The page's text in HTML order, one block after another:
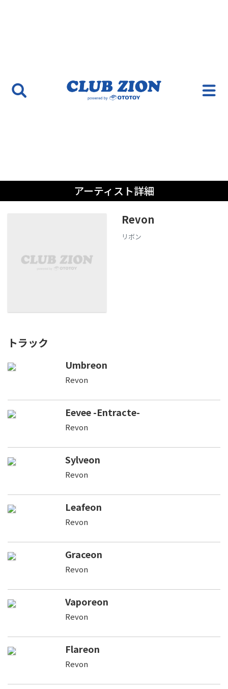
アーティスト詳細
Revon
リボン
トラック
Umbreon
Revon
Eevee -Entracte-
Revon
Sylveon
Revon
Leafeon
Revon
Graceon
Revon
Vaporeon
Revon
Flareon
Revon